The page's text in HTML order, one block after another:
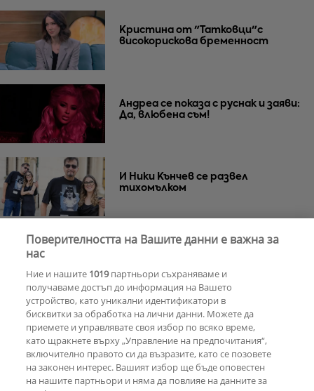
Кристина от "Татковци"с
високорискова бременност
Андреа се показа с руснак и заяви:
Да, влюбена съм!
И Ники Кънчев се развел
тихомълком
Light“ на Мадона
РЕКЛАМА
КОМЕНТАРИ
Поверителността на Вашите данни е важна за
нас
Ние и нашите 1019партньори съхраняваме и
получаваме достъп до информация на Вашето
устройство, като уникални идентификатори в
бисквитки за обработка на лични данни. Можете да
приемете и управлявате своя избор по всяко време,
като щракнете върху „Управление на предпочитания“,
включително правото си да възразите, като се позовете
на законен интерес. Вашият избор ще бъде оповестен
на нашите партньори и няма да повлияе на данните за